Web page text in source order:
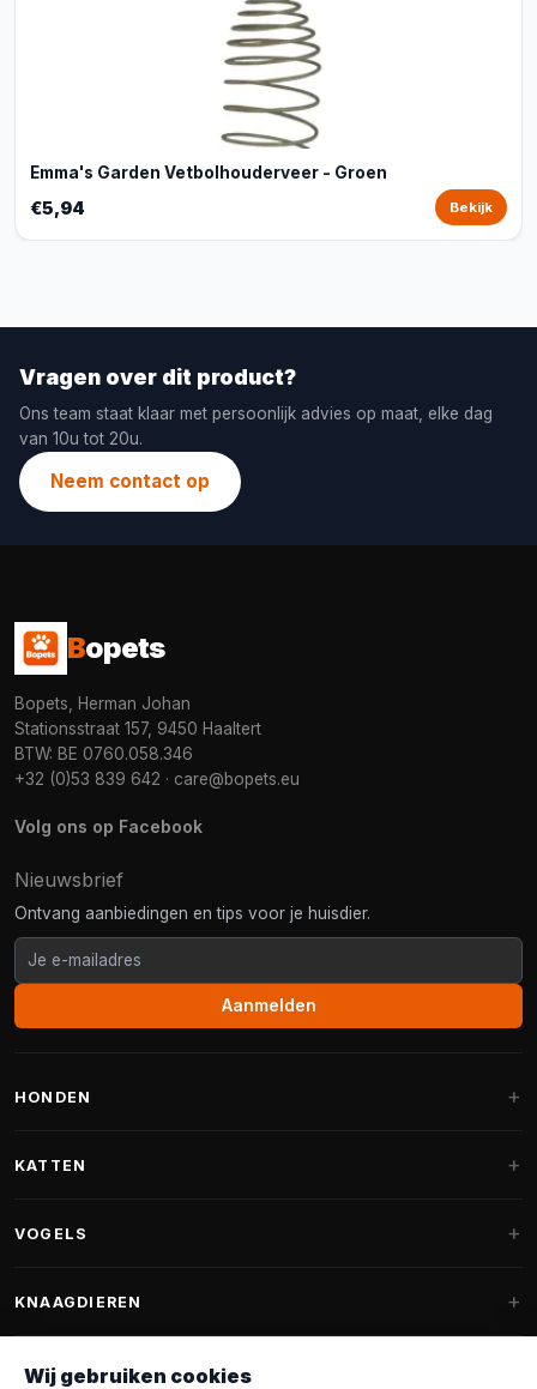
Emma's Garden Vetbolhouderveer - Groen
€5,94 Bekijk
Vragen over dit product?
Ons team staat klaar met persoonlijk advies op maat, elke dag
van 10u tot 20u.
Neem contact op
Bopets
Bopets, Herman Johan
Stationsstraat 157, 9450 Haaltert
BTW: BE 0760.058.346
+32 (0)53 839 642 · care@bopets.eu
Volg ons op Facebook
Nieuwsbrief
Ontvang aanbiedingen en tips voor je huisdier.
Aanmelden
HONDEN
Fantail hondenmanden
Hondenspeelgoed
KATTEN
Krabpalen voor Maine Coon
VOGELS
Vogelvoer binnenvogels
Voederhuisjes
KNAAGDIEREN
Wij gebruiken cookies